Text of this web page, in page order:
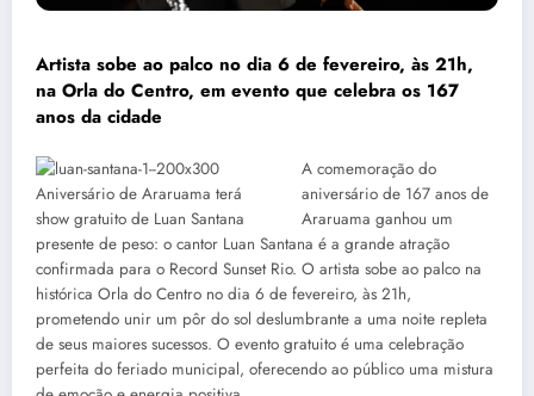
Artista sobe ao palco no dia 6 de fevereiro, às 21h,
na Orla do Centro, em evento que celebra os 167
anos da cidade
A comemoração do
aniversário de 167 anos de
Araruama ganhou um
presente de peso: o cantor Luan Santana é a grande atração
confirmada para o Record Sunset Rio. O artista sobe ao palco na
histórica Orla do Centro no dia 6 de fevereiro, às 21h,
prometendo unir um pôr do sol deslumbrante a uma noite repleta
de seus maiores sucessos. O evento gratuito é uma celebração
perfeita do feriado municipal, oferecendo ao público uma mistura